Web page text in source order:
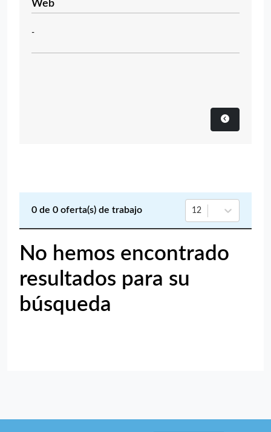
Web
-
0 de 0 oferta(s) de trabajo 12
No hemos encontrado
resultados para su
búsqueda